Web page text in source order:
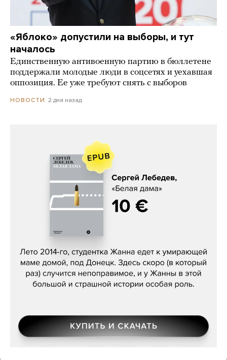
«Яблоко» допустили на выборы, и тут
началось
Единственную антивоенную партию в бюллетене
поддержали молодые люди в соцсетях и уехавшая
оппозиция. Ее уже требуют снять с выборов
НОВОСТИ 2 дня назад
Сергей Лебедев, «Белая дама»